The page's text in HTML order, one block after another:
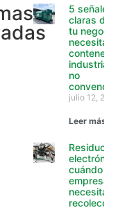
5 señales
claras de
tu negocio
necesita
no
julio 12,
Leer más »
Residuos
cuándo
empresa
necesita